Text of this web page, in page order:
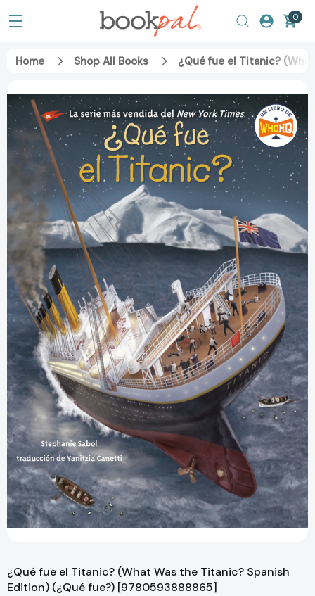
0
Home Shop All Books ¿Qué fue el Titanic?
¿Qué fue el Titanic? (What Was the Titanic? Spanish
Edition) (¿Qué fue?) [9780593888865]